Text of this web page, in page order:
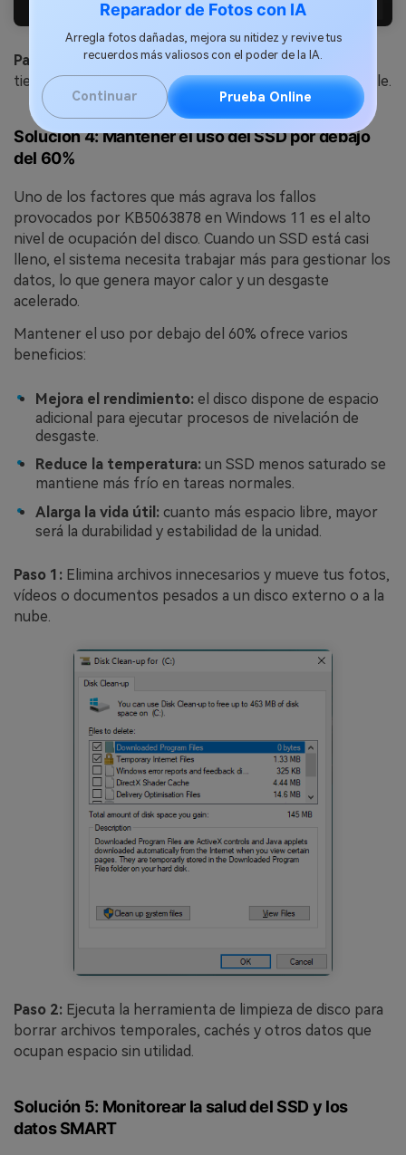
Reparador de Fotos con IA
Arregla fotos dañadas, mejora su nitidez y revive tus
recuerdos más valiosos con el poder de la IA.
Continuar Prueba Online
Paso 2:
Selecciona Pausar durante 5 semanas para dar
tiempo a que Microsoft publique una corrección estable.
Solución 4: Mantener el uso del SSD por debajo
del 60%
Uno de los factores que más agrava los fallos
provocados por KB5063878 en Windows 11 es el alto
nivel de ocupación del disco. Cuando un SSD está casi
lleno, el sistema necesita trabajar más para gestionar los
datos, lo que genera mayor calor y un desgaste
acelerado.
Mantener el uso por debajo del 60% ofrece varios
beneficios:
Mejora el rendimiento: el disco dispone de espacio
adicional para ejecutar procesos de nivelación de
desgaste.
Reduce la temperatura: un SSD menos saturado se
mantiene más frío en tareas normales.
Alarga la vida útil: cuanto más espacio libre, mayor
será la durabilidad y estabilidad de la unidad.
Paso 1: Elimina archivos innecesarios y mueve tus fotos,
vídeos o documentos pesados a un disco externo o a la
nube.
Paso 2: Ejecuta la herramienta de limpieza de disco para
borrar archivos temporales, cachés y otros datos que
ocupan espacio sin utilidad.
Solución 5: Monitorear la salud del SSD y los
datos SMART